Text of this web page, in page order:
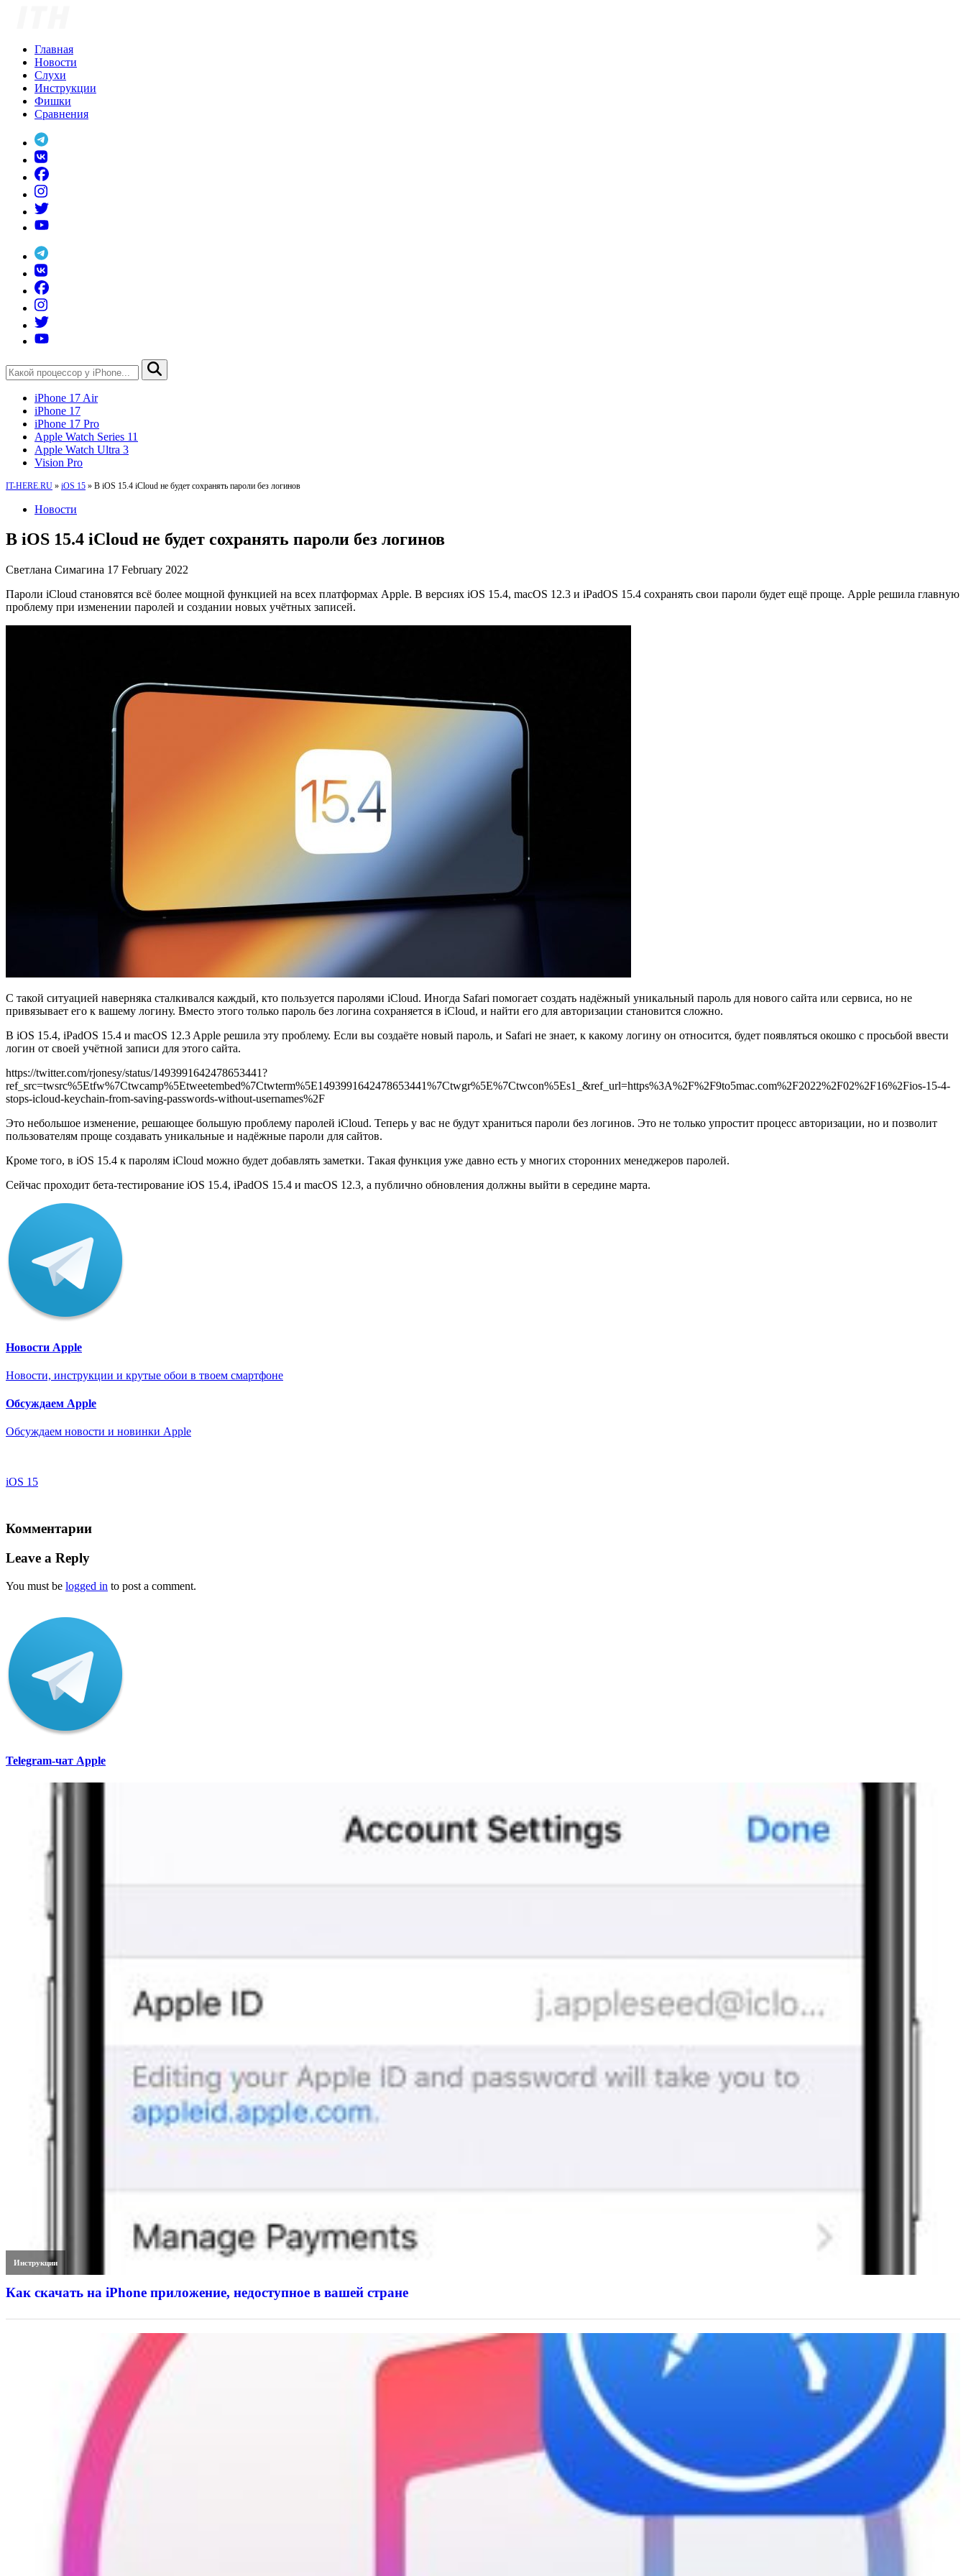
Главная
Новости
Слухи
Инструкции
Фишки
Сравнения
iPhone 17 Air
iPhone 17
iPhone 17 Pro
Apple Watch Series 11
Apple Watch Ultra 3
Vision Pro
IT-HERE.RU » iOS 15 » В iOS 15.4 iCloud не будет сохранять пароли без логинов
Новости
В iOS 15.4 iCloud не будет сохранять пароли без логинов
Светлана Симагина 17 February 2022
Пароли iCloud становятся всё более мощной функцией на всех платформах Apple. В версиях iOS 15.4, macOS 12.3 и iPadOS 15.4 сохранять свои пароли будет ещё проще. Apple решила главную
проблему при изменении паролей и создании новых учётных записей.
С такой ситуацией наверняка сталкивался каждый, кто пользуется паролями iCloud. Иногда Safari помогает создать надёжный уникальный пароль для нового сайта или сервиса, но не
привязывает его к вашему логину. Вместо этого только пароль без логина сохраняется в iCloud, и найти его для авторизации становится сложно.
В iOS 15.4, iPadOS 15.4 и macOS 12.3 Apple решила эту проблему. Если вы создаёте новый пароль, и Safari не знает, к какому логину он относится, будет появляться окошко с просьбой ввести
логин от своей учётной записи для этого сайта.
https://twitter.com/rjonesy/status/1493991642478653441?
ref_src=twsrc%5Etfw%7Ctwcamp%5Etweetembed%7Ctwterm%5E1493991642478653441%7Ctwgr%5E%7Ctwcon%5Es1_&ref_url=https%3A%2F%2F9to5mac.com%2F2022%2F02%2F16%2Fios-15-4-
stops-icloud-keychain-from-saving-passwords-without-usernames%2F
Это небольшое изменение, решающее большую проблему паролей iCloud. Теперь у вас не будут храниться пароли без логинов. Это не только упростит процесс авторизации, но и позволит
пользователям проще создавать уникальные и надёжные пароли для сайтов.
Кроме того, в iOS 15.4 к паролям iCloud можно будет добавлять заметки. Такая функция уже давно есть у многих сторонних менеджеров паролей.
Сейчас проходит бета-тестирование iOS 15.4, iPadOS 15.4 и macOS 12.3, а публично обновления должны выйти в середине марта.
Новости Apple
Новости, инструкции и крутые обои в твоем смартфоне
Обсуждаем Apple
Обсуждаем новости и новинки Apple
iOS 15
Комментарии
Leave a Reply
You must be logged in to post a comment.
Telegram-чат Apple
Инструкции
Как скачать на iPhone приложение, недоступное в вашей стране